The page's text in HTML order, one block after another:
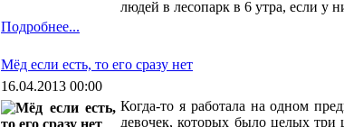
людей в лесопарк в 6 утра, если у
Подробнее...
Мёд если есть, то его сразу нет
16.04.2013 00:00
Когда-то я работала на одном
девочек, которых было целых три